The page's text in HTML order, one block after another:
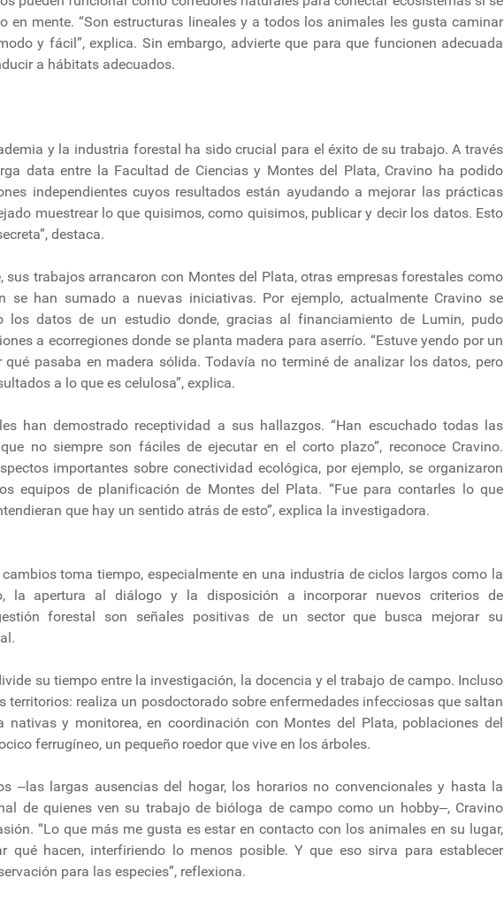
en mente. “Son estructuras lineales y a todos los animales les gusta caminar
y fácil”, explica. Sin embargo, advierte que para que funcionen adecuada
a hábitats adecuados.
y la industria forestal ha sido crucial para el éxito de su trabajo. A través
data entre la Facultad de Ciencias y Montes del Plata, Cravino ha podido
independientes cuyos resultados están ayudando a mejorar las prácticas
muestrear lo que quisimos, como quisimos, publicar y decir los datos. Esto
destaca.
sus trabajos arrancaron con Montes del Plata, otras empresas forestales como
se han sumado a nuevas iniciativas. Por ejemplo, actualmente Cravino se
los datos de un estudio donde, gracias al financiamiento de Lumin, pudo
a ecorregiones donde se planta madera para aserrío. “Estuve yendo por un
pasaba en madera sólida. Todavía no terminé de analizar los datos, pero
a lo que es celulosa”, explica.
han demostrado receptividad a sus hallazgos. “Han escuchado todas las
no siempre son fáciles de ejecutar en el corto plazo”, reconoce Cravino.
importantes sobre conectividad ecológica, por ejemplo, se organizaron
equipos de planificación de Montes del Plata. “Fue para contarles lo que
que hay un sentido atrás de esto”, explica la investigadora.
toma tiempo, especialmente en una industria de ciclos largos como la
la apertura al diálogo y la disposición a incorporar nuevos criterios de
forestal son señales positivas de un sector que busca mejorar su
su tiempo entre la investigación, la docencia y el trabajo de campo. Incluso
territorios: realiza un posdoctorado sobre enfermedades infecciosas que saltan
nativas y monitorea, en coordinación con Montes del Plata, poblaciones del
ferrugíneo, un pequeño roedor que vive en los árboles.
‒las largas ausencias del hogar, los horarios no convencionales y hasta la
de quienes ven su trabajo de bióloga de campo como un hobby‒, Cravino
“Lo que más me gusta es estar en contacto con los animales en su lugar,
qué hacen, interfiriendo lo menos posible. Y que eso sirva para establecer
para las especies”, reflexiona.